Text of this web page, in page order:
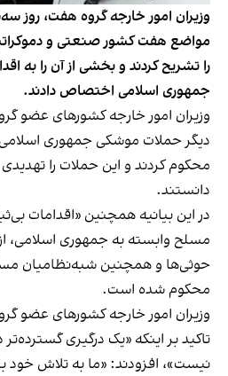
وزیران امور خارجه گروه هفت، روز
مواضع هفت کشور صنعتی و
را تشریح کردند و بخشی از آن را به
جمهوری اسلامی اختصاص دادند.
وزیران امور خارجه کشورهای عضو
دیگر حملات موشکی جمهوری اسلامی
محکوم کردند و این حملات را
دانستند.
در این بیانیه همچنین «اقدامات
مسلح وابسته به جمهوری اسلامی،
حوثی‌ها و همچنین شبه‌نظامیان
محکوم شده است.
وزیران امور خارجه کشورهای عضو
تاکید بر اینکه «یک درگیری
نیست»، افزودند: «ما به تلاش خود